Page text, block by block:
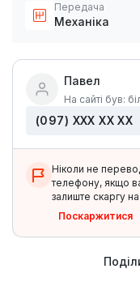
Передача
Механіка
Павел
На сайті був:
(097) ХХХ ХХ ХХ
Ніколи не
телефону, якщо
залиште скаргу
Поскаржитися